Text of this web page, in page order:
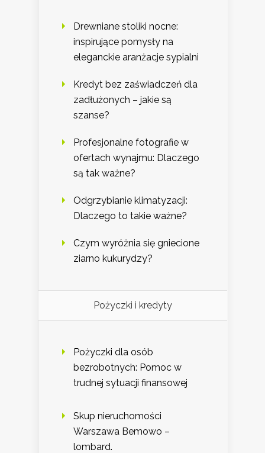
Drewniane stoliki nocne:
inspirujące pomysły na
eleganckie aranżacje sypialni
Kredyt bez zaświadczeń dla
zadłużonych – jakie są
szanse?
Profesjonalne fotografie w
ofertach wynajmu: Dlaczego
są tak ważne?
Odgrzybianie klimatyzacji:
Dlaczego to takie ważne?
Czym wyróżnia się gniecione
ziarno kukurydzy?
Pożyczki i kredyty
Pożyczki dla osób
bezrobotnych: Pomoc w
trudnej sytuacji finansowej
Skup nieruchomości
Warszawa Bemowo –
lombard.